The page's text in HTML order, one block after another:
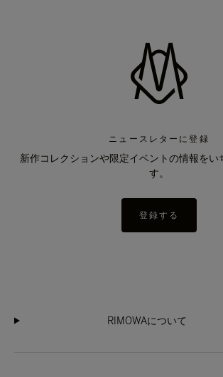
ニュースレターに登録
新作コレクションや限定イベントの情報をい
す。
登録する
RIMOWAについて